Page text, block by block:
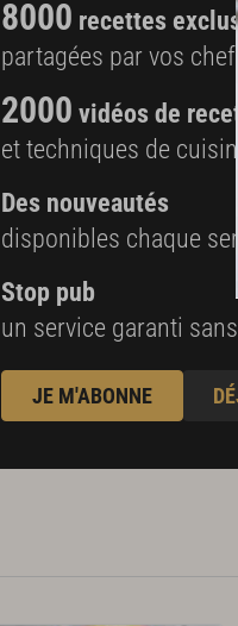
8000 recettes
partagées par vos
2000 vidéos de
et techniques de
Des nouveautés
disponibles chaque
Stop pub
un service garanti
JE M'ABONNE